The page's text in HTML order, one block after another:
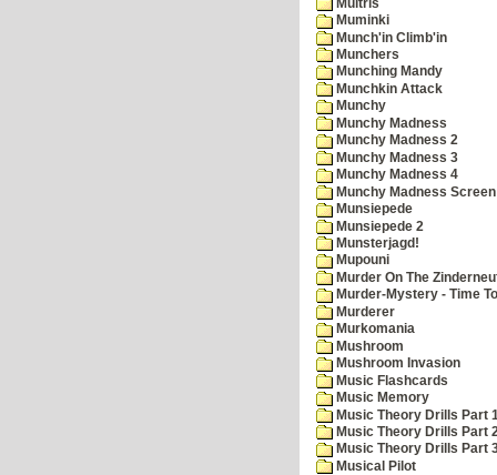
Multris
Muminki
Munch'in Climb'in
Munchers
Munching Mandy
Munchkin Attack
Munchy
Munchy Madness
Munchy Madness 2
Munchy Madness 3
Munchy Madness 4
Munchy Madness
Munsiepede
Munsiepede 2
Munsterjagd!
Mupouni
Murder On The
Murder-Mystery - Time
Murderer
Murkomania
Mushroom
Mushroom Invasion
Music Flashcards
Music Memory
Music Theory Drills Part
Music Theory Drills Part
Music Theory Drills Part
Musical Pilot